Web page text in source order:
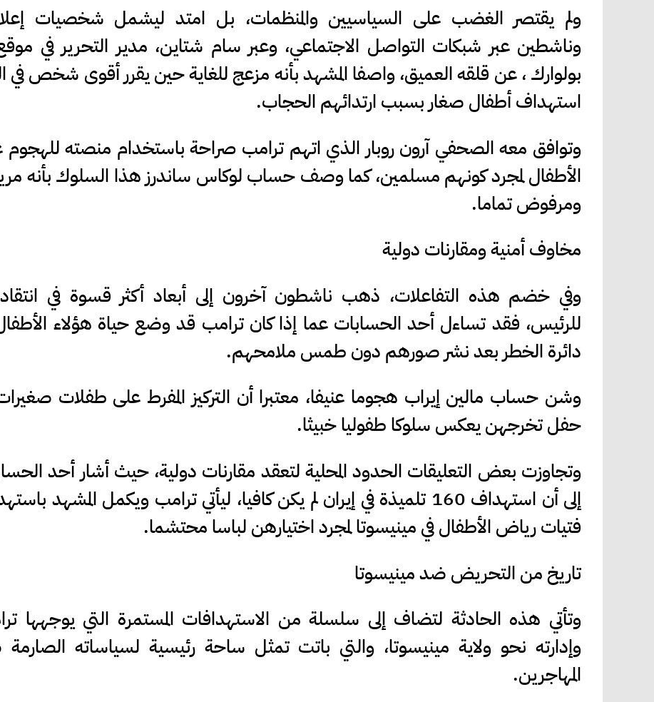
ولم يقتصر الغضب على السياسيين والمنظمات، بل امتد ليشمل شخصيات
وناشطين عبر شبكات التواصل الاجتماعي، وعبر سام شتاين، مدير التحرير في
بولوارك ، عن قلقه العميق، واصفا المشهد بأنه مزعج للغاية حين يقرر أقوى شخص في
استهداف أطفال صغار بسبب ارتدائهم الحجاب.
وتوافق معه الصحفي آرون روبار الذي اتهم ترامب صراحة باستخدام منصته للهجوم
الأطفال لمجرد كونهم مسلمين، كما وصف حساب لوكاس ساندرز هذا السلوك بأنه
ومرفوض تماما.
مخاوف أمنية ومقارنات دولية
وفي خضم هذه التفاعلات، ذهب ناشطون آخرون إلى أبعاد أكثر قسوة في
للرئيس، فقد تساءل أحد الحسابات عما إذا كان ترامب قد وضع حياة هؤلاء
دائرة الخطر بعد نشر صورهم دون طمس ملامحهم.
وشن حساب مالين إيراب هجوما عنيفا، معتبرا أن التركيز المفرط على طفلات
حفل تخرجهن يعكس سلوكا طفوليا خبيثا.
وتجاوزت بعض التعليقات الحدود المحلية لتعقد مقارنات دولية، حيث أشار أحد
إلى أن استهداف 160 تلميذة في إيران لم يكن كافيا، ليأتي ترامب ويكمل المشهد
فتيات رياض الأطفال في مينيسوتا لمجرد اختيارهن لباسا محتشما.
تاريخ من التحريض ضد مينيسوتا
وتأتي هذه الحادثة لتضاف إلى سلسلة من الاستهدافات المستمرة التي يوجهها
وإدارته نحو ولاية مينيسوتا، والتي باتت تمثل ساحة رئيسية لسياساته
المهاجرين.